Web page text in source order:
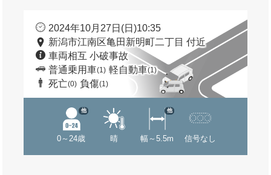
2024年10月27日(日)10:35
新潟市江南区亀田新明町二丁目 付近
車両相互 小破事故
普通乗用車(1) 軽自動車(1)
死亡(0) 負傷(1)
0～24歳
他
晴 幅～5.5m
他
信号なし